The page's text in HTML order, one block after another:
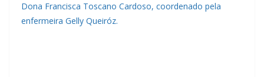
Dona Francisca Toscano Cardoso, coordenado pela
enfermeira Gelly Queiróz.